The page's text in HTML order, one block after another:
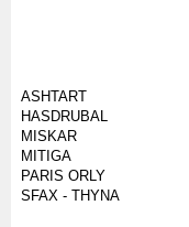
ASHTART
HASDRUBAL
MISKAR
MITIGA
PARIS ORLY
SFAX - THYNA